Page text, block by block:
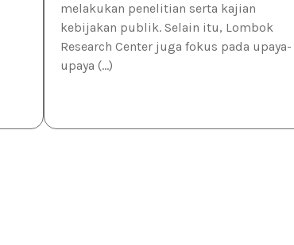
melakukan penelitian serta kajian
kebijakan publik. Selain itu, Lombok
Research Center juga fokus pada upaya-
upaya (...)